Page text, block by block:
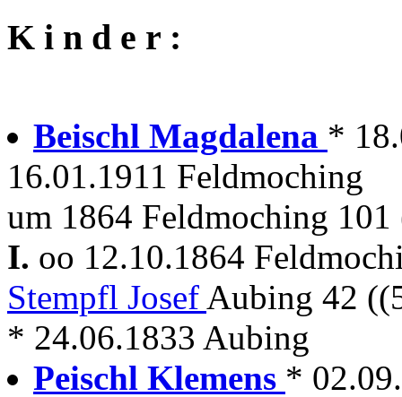
K i n d e r :
Beischl Magdalena *
16.01.1911 Feldmoching
um 1864 Feldmoching 101
I. oo 12.10.1864
Stempfl Josef Aubing 42
* 24.06.1833 Aubing
Peischl Klemens *